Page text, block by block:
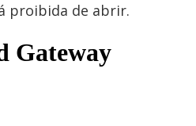
proibida de abrir.